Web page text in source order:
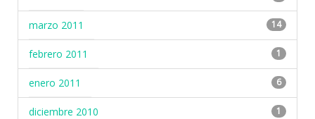
marzo 2011 14
febrero 2011 1
enero 2011 6
diciembre 2010 1